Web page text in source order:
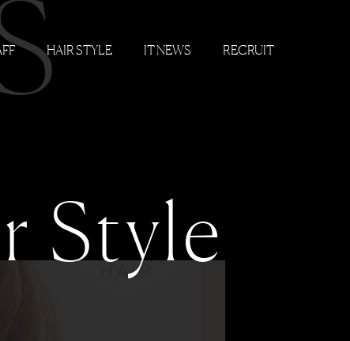
HAIR STYLE IT NEWS RECRUIT
Style